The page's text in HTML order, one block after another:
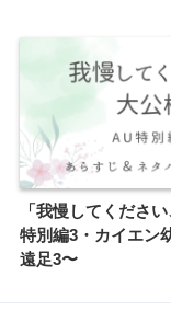
「我慢してくださ
特別編3・カイエン
遠足3〜